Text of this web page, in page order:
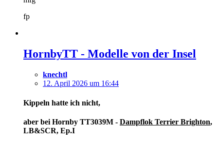
fp
HornbyTT - Modelle von der Insel
knechtl
12. April 2026 um 16:44
Kippeln hatte ich nicht,
aber bei Hornby TT3039M - Dampflok Terrier Brighton,
LB&SCR, Ep.I